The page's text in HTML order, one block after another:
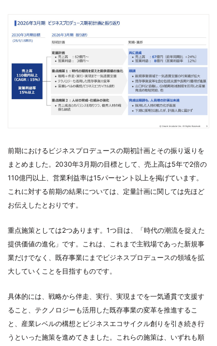
前期におけるビジネスプロデュースの期初計画とその振り返りを
まとめました。2030年3月期の目標として、売上高は5年で2倍の
110億円以上、営業利益率は15パーセント以上を掲げています。
これに対する前期の結果については、定量計画に関しては先ほど
お伝えしたとおりです。
重点施策としては2つあります。1つ目は、「時代の潮流を捉えた
提供価値の進化」です。これは、これまで主戦場であった新規事
業だけでなく、既存事業にまでビジネスプロデュースの領域を拡
大していくことを目指すものです。
具体的には、戦略から伴走、実行、実現までを一気通貫で支援す
ること、テクノロジーも活用した既存事業の変革を推進するこ
と、産業レベルの構想とビジネスエコサイクル創りを引き続き行
うといった施策を進めてきました。これらの施策は、いずれも順